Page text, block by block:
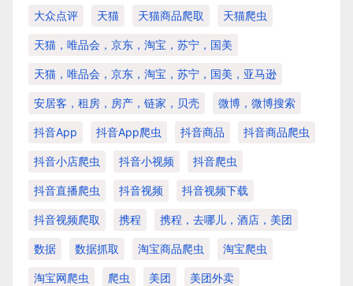
大众点评 天猫 天猫商品爬取 天猫爬虫
天猫，唯品会，京东，淘宝，苏宁，国美
天猫，唯品会，京东，淘宝，苏宁，国美，亚马逊
安居客，租房，房产，链家，贝壳 微博，微博搜索
抖音app 抖音app爬虫 抖音商品 抖音商品爬虫
抖音小店爬虫 抖音小视频 抖音爬虫
抖音直播爬虫 抖音视频 抖音视频下载
抖音视频爬取 携程 携程，去哪儿，酒店，美团
数据 数据抓取 淘宝商品爬虫 淘宝爬虫
淘宝网爬虫 爬虫 美团 美团外卖